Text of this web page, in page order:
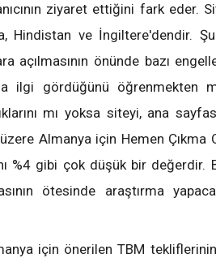
ziyaret ettiğini fark eder.
Hindistan ve İngiltere'dendir.
açılmasının önünde bazı
ilgi gördüğünü öğrenmekten
mı yoksa siteyi, ana
Almanya için Hemen Çıkma
%4 gibi çok düşük bir değerdir.
ötesinde araştırma
için önerilen TBM